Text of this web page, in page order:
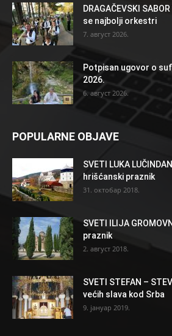
DRAGAČEVSKI
se najbolji orkestri
7. август 2026.
Potpisan ugovor o
2026.
6. август 2026.
POPULARNE OBJAVE
SVETI LUKA
hrišćanski praznik
31. октобар 2018.
SVETI ILIJA
praznik
2. август 2018.
SVETI STEFAN –
većih slava kod Srba
9. јануар 2019.